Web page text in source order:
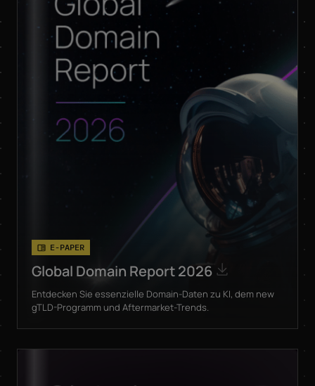
E-PAPER
Global Domain Report 2026
Entdecken Sie essenzielle Domain-Daten zu KI, dem new
gTLD-Programm und Aftermarket-Trends.